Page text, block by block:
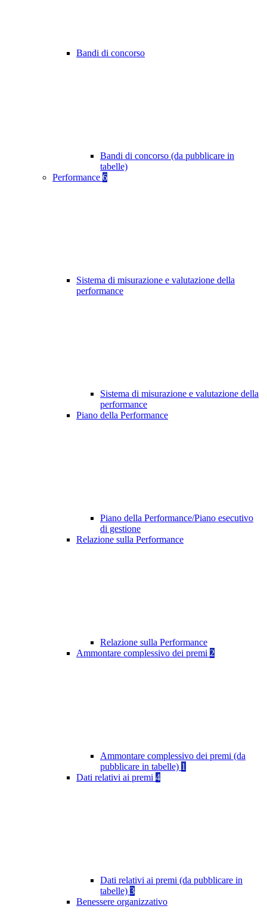
Bandi di concorso
Bandi di concorso (da pubblicare in
tabelle)
Performance 6
Sistema di misurazione e valutazione della
performance
Sistema di misurazione e valutazione della
performance
Piano della Performance
Piano della Performance/Piano esecutivo
di gestione
Relazione sulla Performance
Relazione sulla Performance
Ammontare complessivo dei premi 2
Ammontare complessivo dei premi (da
pubblicare in tabelle) 1
Dati relativi ai premi 4
Dati relativi ai premi (da pubblicare in
tabelle) 3
Benessere organizzativo